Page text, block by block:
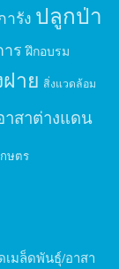
ารัง ปลูกป่า
ร ฝึกอบรม
าย สิ่งแวดล้อม
าสาต่างแดน
กษตร
มล็ดพันธุ์/อาสา